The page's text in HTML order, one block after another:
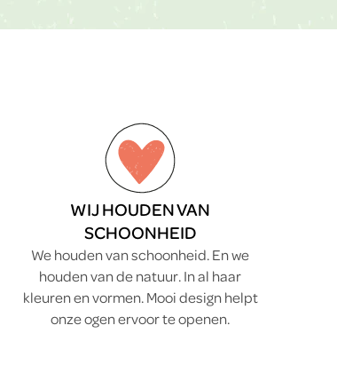
WIJ HOUDEN VAN
SCHOONHEID
We houden van schoonheid. En we
houden van de natuur. In al haar
kleuren en vormen. Mooi design helpt
onze ogen ervoor te openen.